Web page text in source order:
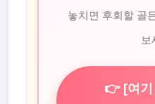
놓치면 후회할 골
보
👉 [여기